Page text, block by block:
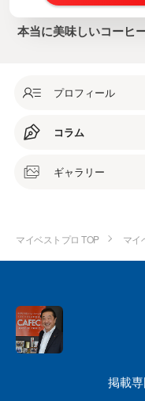
本当に美味しいコーヒ
プロフィール
コラム
ギャラリー
マイベストプロ TOP マイ
掲載